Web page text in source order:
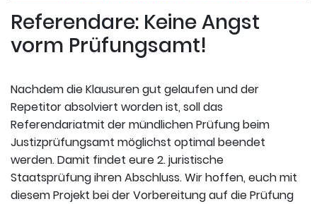
uneserer Datenbank finden. Hier
registrieren und die Protokolle
abrufen.
Referendare: Keine Angst
vorm Prüfungsamt!
Nachdem die Klausuren gut gelaufen und der
Repetitor absolviert worden ist, soll das
Referendariatmit der mündlichen Prüfung beim
Justizprüfungsamt möglichst optimal beendet
werden. Damit findet eure 2. juristische
Staatsprüfung ihren Abschluss. Wir hoffen, euch mit
diesem Projekt bei der Vorbereitung auf die Prüfung